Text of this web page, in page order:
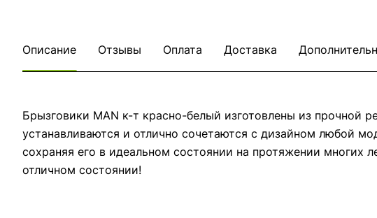
Описание Отзывы Оплата Доставка
Брызговики MAN к-т красно-белый изготовлены из прочной
устанавливаются и отлично сочетаются с дизайном любой
сохраняя его в идеальном состоянии на протяжении многих
отличном состоянии!